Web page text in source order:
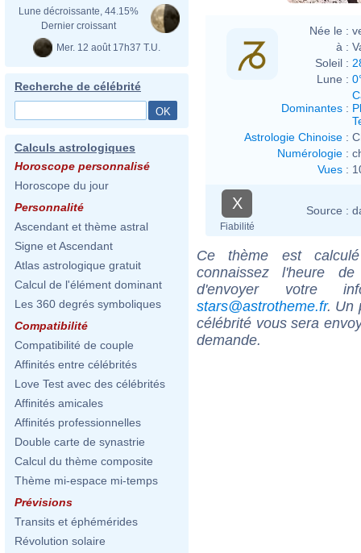
Lune décroissante, 44.15%
Dernier croissant
Mer. 12 août 17h37 T.U.
Recherche de célébrité
Calculs astrologiques
Horoscope personnalisé
Horoscope du jour
Personnalité
Ascendant et thème astral
Signe et Ascendant
Atlas astrologique gratuit
Calcul de l'élément dominant
Les 360 degrés symboliques
Compatibilité
Compatibilité de couple
Affinités entre célébrités
Love Test avec des célébrités
Affinités amicales
Affinités professionnelles
Double carte de synastrie
Calcul du thème composite
Thème mi-espace mi-temps
Prévisions
Transits et éphémérides
Révolution solaire
Née le :
à :
Soleil :
Lune :
Dominantes :
Astrologie Chinoise :
Numérologie :
Vues :
X
Fiabilité
Source :
Ce thème est
connaissez l'heure
d'envoyer votre
stars@astrotheme.fr. Un
célébrité vous sera
demande.